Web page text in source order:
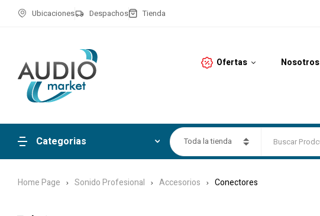
Ubicaciones Despachos Tienda
Ofertas Nosotros
Categorias Toda la tienda
Home Page Sonido Profesional Accesorios Conectores